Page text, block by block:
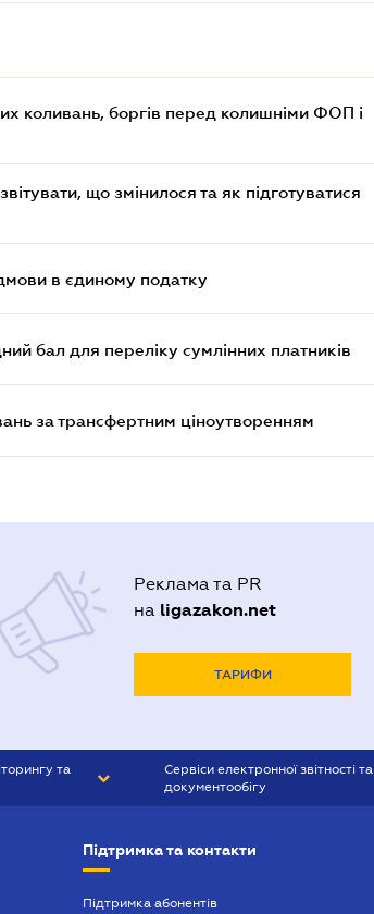
коливань, боргів перед колишніми ФОП і
що змінилося та як підготуватися
в єдиному податку
бал для переліку сумлінних платників
за трансфертним ціноутворенням
Реклама та PR
на ligazakon.net
ТАРИФИ
та
Сервіси електронної звітності та
документообігу
Підтримка та контакти
Підтримка абонентів